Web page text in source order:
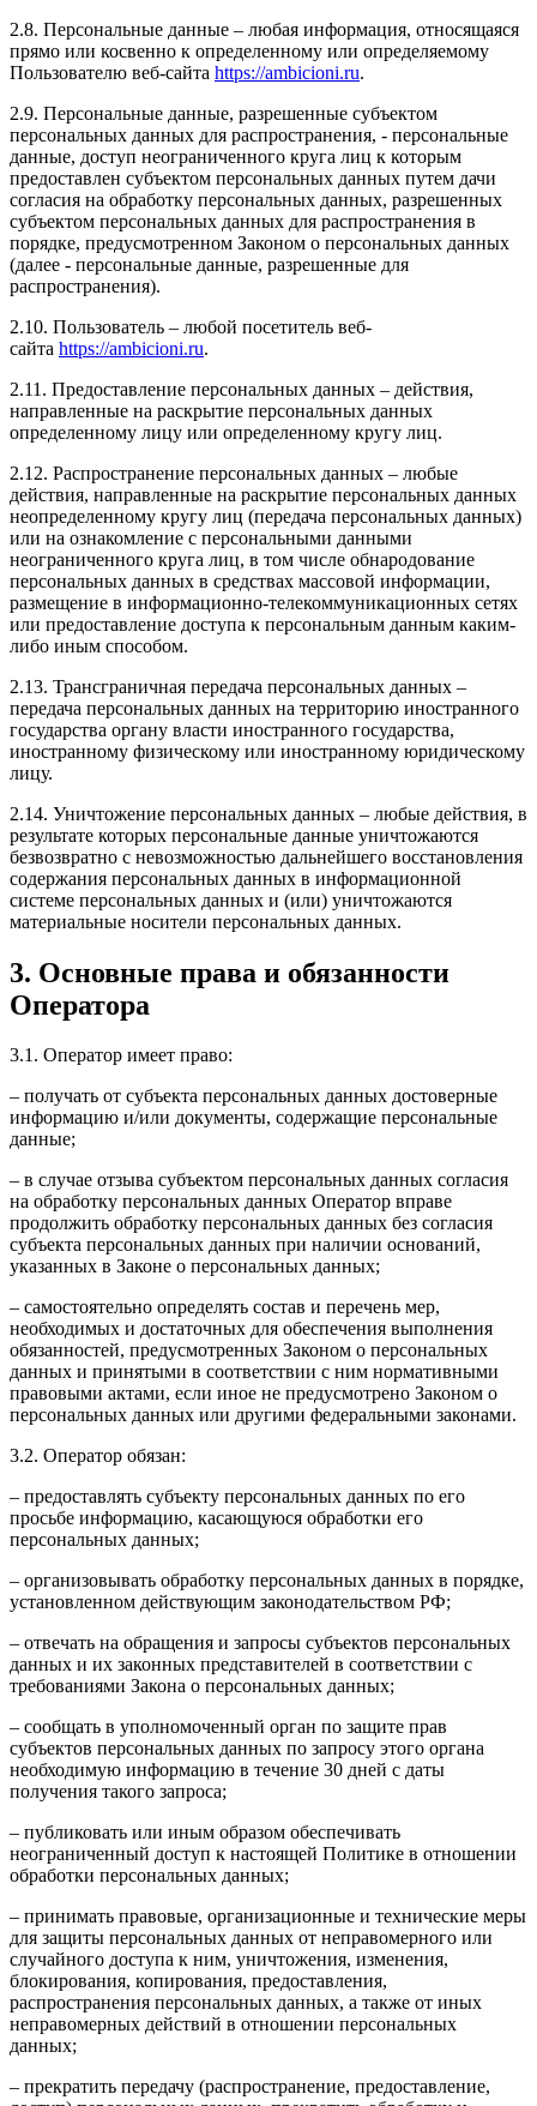
2.8. Персональные данные – любая информация, относящаяся
прямо или косвенно к определенному или определяемому
Пользователю веб-сайта https://ambicioni.ru.
2.9. Персональные данные, разрешенные субъектом
персональных данных для распространения, - персональные
данные, доступ неограниченного круга лиц к которым
предоставлен субъектом персональных данных путем дачи
согласия на обработку персональных данных, разрешенных
субъектом персональных данных для распространения в
порядке, предусмотренном Законом о персональных данных
(далее - персональные данные, разрешенные для
распространения).
2.10. Пользователь – любой посетитель веб-
сайта https://ambicioni.ru.
2.11. Предоставление персональных данных – действия,
направленные на раскрытие персональных данных
определенному лицу или определенному кругу лиц.
2.12. Распространение персональных данных – любые
действия, направленные на раскрытие персональных данных
неопределенному кругу лиц (передача персональных данных)
или на ознакомление с персональными данными
неограниченного круга лиц, в том числе обнародование
персональных данных в средствах массовой информации,
размещение в информационно-телекоммуникационных сетях
или предоставление доступа к персональным данным каким-
либо иным способом.
2.13. Трансграничная передача персональных данных –
передача персональных данных на территорию иностранного
государства органу власти иностранного государства,
иностранному физическому или иностранному юридическому
лицу.
2.14. Уничтожение персональных данных – любые действия, в
результате которых персональные данные уничтожаются
безвозвратно с невозможностью дальнейшего восстановления
содержания персональных данных в информационной
системе персональных данных и (или) уничтожаются
материальные носители персональных данных.
3. Основные права и обязанности
Оператора
3.1. Оператор имеет право:
– получать от субъекта персональных данных достоверные
информацию и/или документы, содержащие персональные
данные;
– в случае отзыва субъектом персональных данных согласия
на обработку персональных данных Оператор вправе
продолжить обработку персональных данных без согласия
субъекта персональных данных при наличии оснований,
указанных в Законе о персональных данных;
– самостоятельно определять состав и перечень мер,
необходимых и достаточных для обеспечения выполнения
обязанностей, предусмотренных Законом о персональных
данных и принятыми в соответствии с ним нормативными
правовыми актами, если иное не предусмотрено Законом о
персональных данных или другими федеральными законами.
3.2. Оператор обязан:
– предоставлять субъекту персональных данных по его
просьбе информацию, касающуюся обработки его
персональных данных;
– организовывать обработку персональных данных в порядке,
установленном действующим законодательством РФ;
– отвечать на обращения и запросы субъектов персональных
данных и их законных представителей в соответствии с
требованиями Закона о персональных данных;
– сообщать в уполномоченный орган по защите прав
субъектов персональных данных по запросу этого органа
необходимую информацию в течение 30 дней с даты
получения такого запроса;
– публиковать или иным образом обеспечивать
неограниченный доступ к настоящей Политике в отношении
обработки персональных данных;
– принимать правовые, организационные и технические меры
для защиты персональных данных от неправомерного или
случайного доступа к ним, уничтожения, изменения,
блокирования, копирования, предоставления,
распространения персональных данных, а также от иных
неправомерных действий в отношении персональных
данных;
– прекратить передачу (распространение, предоставление,